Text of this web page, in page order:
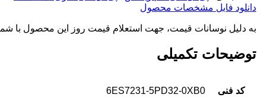
دانلود فایل مشخصات محصول
به دلیل نوسانات قیمت، جهت استعلام قیمت روز این محصول با
توضیحات تکمیلی
کد فنی 6ES7231-5PD32-0XB0